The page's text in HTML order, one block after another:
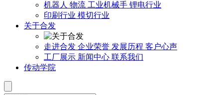
机器人 物流 工业机械手 锂电行业
印刷行业 模切行业
关于合发
走进合发 企业荣誉 发展历程 客户心声
工厂展示 新闻中心 联系我们
传动学院